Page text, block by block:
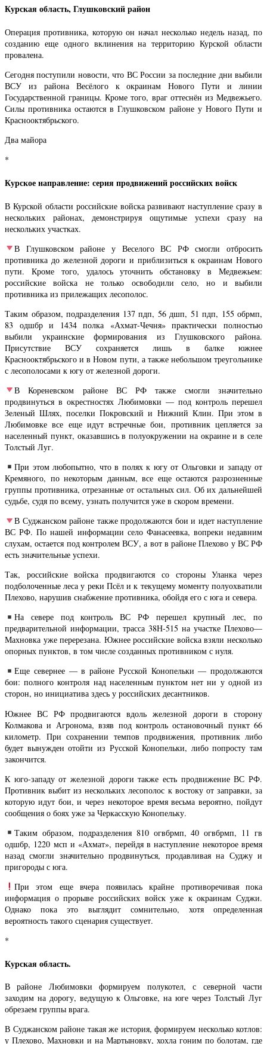
Курская область, Глушковский район
Операция противника, которую он начал несколько недель назад, по
созданию еще одного вклинения на территорию Курской области
провалена.
Сегодня поступили новости, что ВС России за последние дни выбили
ВСУ из района Весёлого к окраинам Нового Пути и линии
Государственной границы. Кроме того, враг оттеснён из Медвежьего.
Силы противника остаются в Глушковском районе у Нового Пути и
Краснооктябрьского.
Два майора
*
Курское направление: серия продвижений российских войск
В Курской области российские войска развивают наступление сразу в
нескольких районах, демонстрируя ощутимые успехи сразу на
нескольких участках.
В Глушковском районе у Веселого ВС РФ смогли отбросить
противника до железной дороги и приблизиться к окраинам Нового
пути. Кроме того, удалось уточнить обстановку в Медвежьем:
российские войска не только освободили село, но и выбили
противника из прилежащих лесополос.
Таким образом, подразделения 137 пдп, 56 дшп, 51 пдп, 155 обрмп,
83 одшбр и 1434 полка «Ахмат-Чечня» практически полностью
выбили украинские формирования из Глушковского района.
Присутствие ВСУ сохраняется лишь в балке южнее
Краснооктябрьского и в Новом пути, а также небольшом треугольнике
с лесополосами к югу от железной дороги.
В Кореневском районе ВС РФ также смогли значительно
продвинуться в окрестностях Любимовки — под контроль перешел
Зеленый Шлях, поселки Покровский и Нижний Клин. При этом в
Любимовке все еще идут встречные бои, противник цепляется за
населенный пункт, оказавшись в полуокружении на окраине и в селе
Толстый Луг.
При этом любопытно, что в полях к югу от Ольговки и западу от
Кремяного, по некоторым данным, все еще остаются разрозненные
группы противника, отрезанные от остальных сил. Об их дальнейшей
судьбе, судя по всему, узнать получится уже в скором времени.
В Суджанском районе также продолжаются бои и идет наступление
ВС РФ. По нашей информации село Фанасеевка, вопреки недавним
слухам, остается под контролем ВСУ, а вот в районе Плехово у ВС РФ
есть значительные успехи.
Так, российские войска продвигаются со стороны Уланка через
подболоченные леса у реки Псёл и к текущему моменту полуохватили
Плехово, нарушив снабжение противника, обойдя его с юга и севера.
На севере под контроль ВС РФ перешел крупный лес, по
предварительной информации, трасса 38Н-515 на участке Плехово—
Махновка уже перерезана. Южнее российские войска взяли несколько
опорных пунктов, в том числе созданных противником с нуля.
Еще севернее — в районе Русской Конопельки — продолжаются
бои: полного контроля над населенным пунктом нет ни у одной из
сторон, но инициатива здесь у российских десантников.
Южнее ВС РФ продвигаются вдоль железной дороги в сторону
Колмакова и Агронома, взяв под контроль остановочный пункт 66
километр. При сохранении темпов продвижения, противник либо
будет вынужден отойти из Русской Конопельки, либо попросту там
закончится.
К юго-западу от железной дороги также есть продвижение ВС РФ.
Противник выбит из нескольких лесополос к востоку от заправки, за
которую идут бои, и через некоторое время весьма вероятно, пойдут
сообщения о боях уже за Черкасскую Конопельку.
Таким образом, подразделения 810 огвбрмп, 40 огвбрмп, 11 гв
одшбр, 1220 мсп и «Ахмат», перейдя в наступление некоторое время
назад смогли значительно продвинуться, продавливая на Суджу и
пригороды с юга.
При этом еще вчера появилась крайне противоречивая пока
информация о прорыве российских войск уже к окраинам Суджи.
Однако пока это выглядит сомнительно, хотя определенная
вероятность такого сценария существует.
*
Курская область.
В районе Любимовки формируем полукотел, с северной части
заходим на дорогу, ведущую к Ольговке, на юге через Толстый Луг
обрезаем группы врага.
В Суджанском районе такая же история, формируем несколько котлов:
у Плехово, Махновки и на Мартыновку, хохла гоним по болотам, где